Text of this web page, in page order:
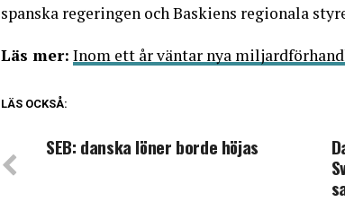
spanska regeringen och Baskiens regionala
Läs mer: Inom ett år väntar nya
LÄS OCKSÅ:
SEB: danska löner borde höjas